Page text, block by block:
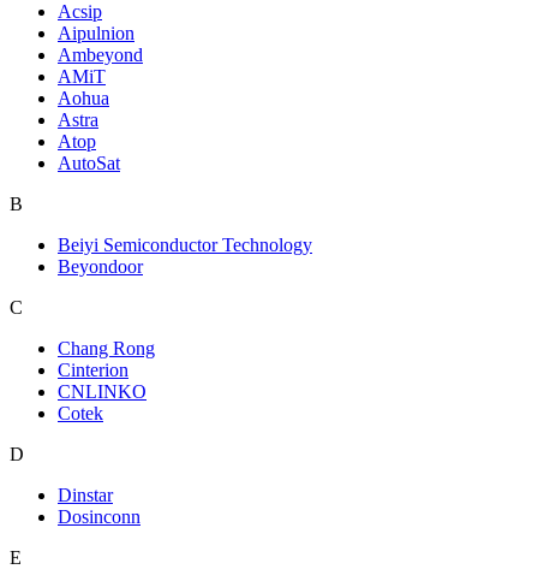
Acsip
Aipulnion
Ambeyond
AMiT
Aohua
Astra
Atop
AutoSat
B
Beiyi Semiconductor Technology
Beyondoor
C
Chang Rong
Cinterion
CNLINKO
Cotek
D
Dinstar
Dosinconn
E